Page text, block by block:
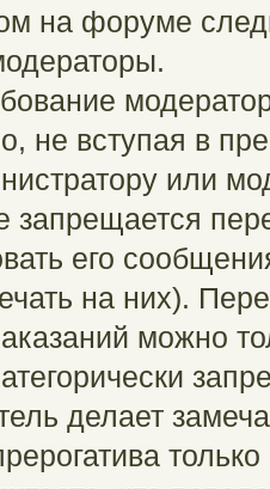
на форуме
не вступая в
или
его
на них).
можно
делает